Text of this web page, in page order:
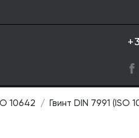
10642 Гвинт DIN 7991 (ISO